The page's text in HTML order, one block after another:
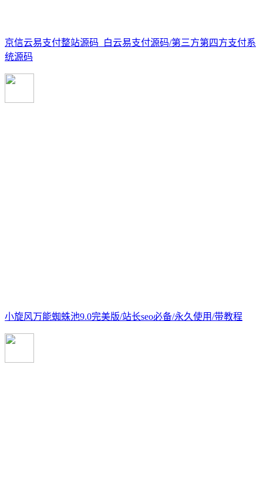
京信云易支付整站源码_白云易支付源码/第三方第四方支付系
统源码
小旋风万能蜘蛛池9.0完美版/站长seo必备/永久使用/带教程